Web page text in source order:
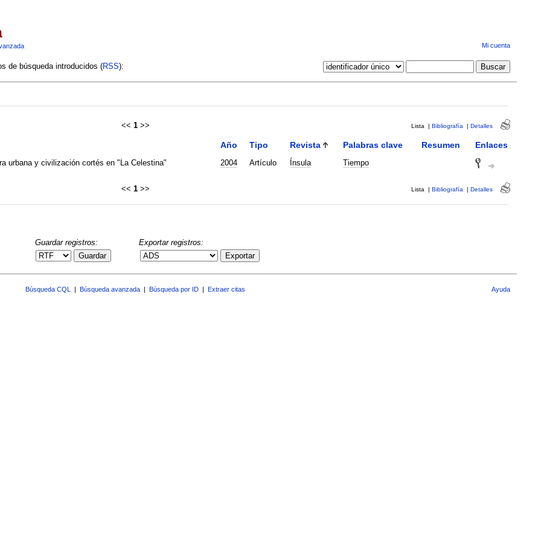
Mi cuenta
de búsqueda introducidos (RSS):
<< 1 >> Lista | Bibliografía | Detalles
Año Tipo Revista Palabras clave Resumen Enlaces
urbana y civilización cortés en "La Celestina" 2004 Artículo Ínsula Tiempo
<< 1 >> Lista | Bibliografía | Detalles
Guardar registros:
Guardar
Exportar registros:
Exportar
Búsqueda CQL Búsqueda avanzada Búsqueda por ID Extraer citas Ayuda